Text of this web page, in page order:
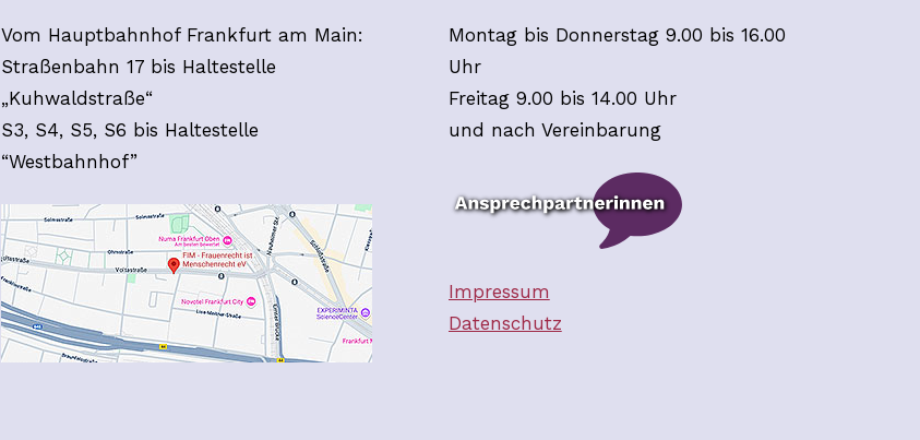
Vom Hauptbahnhof Frankfurt am Main:
Straßenbahn 17 bis Haltestelle
„Kuhwaldstraße“
S3, S4, S5, S6 bis Haltestelle
“Westbahnhof”
Montag bis Donnerstag 9.00 bis 16.00
Uhr
Freitag 9.00 bis 14.00 Uhr
und nach Vereinbarung
Impressum
Datenschutz